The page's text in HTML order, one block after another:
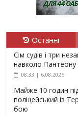
Останні
Сім судів і три
навколо Пантеону
08:33 | 6.08.2026
Майже 10 годин
поліцейський із
бою